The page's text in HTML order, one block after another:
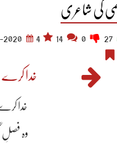
کی شاعری
4
2020
خدا
خدا
وہ فصلِ